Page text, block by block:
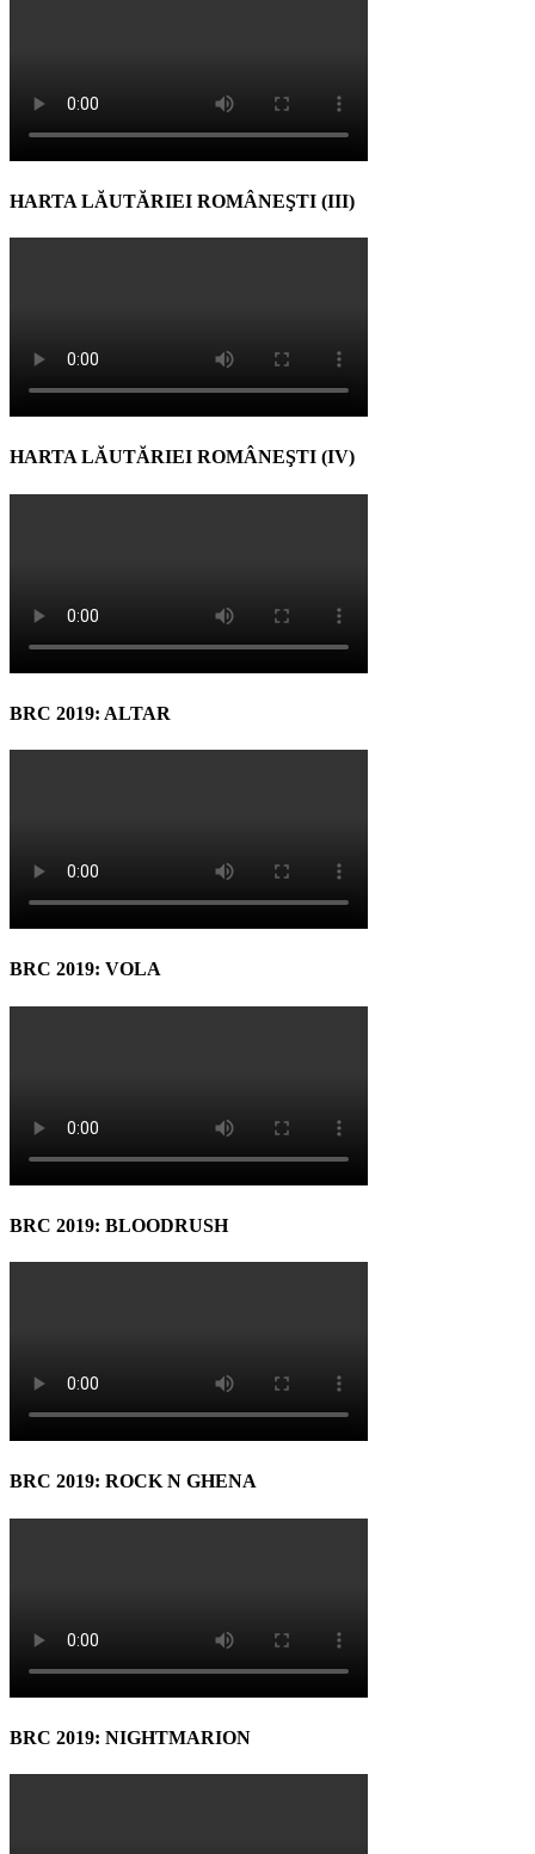
HARTA LĂUTĂRIEI ROMÂNEŞTI (III)
HARTA LĂUTĂRIEI ROMÂNEŞTI (IV)
BRC 2019: ALTAR
BRC 2019: VOLA
BRC 2019: BLOODRUSH
BRC 2019: ROCK N GHENA
BRC 2019: NIGHTMARION